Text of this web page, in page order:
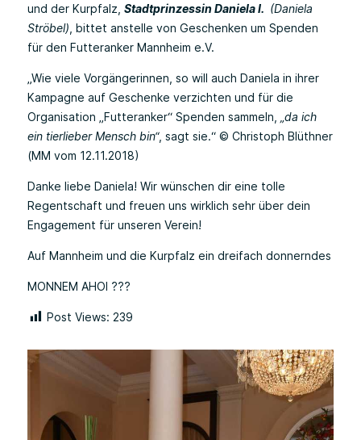
und der Kurpfalz, Stadtprinzessin Daniela I. (Daniela
Ströbel) , bittet anstelle von Geschenken um Spenden
für den Futteranker Mannheim e.V.
„Wie viele Vorgängerinnen, so will auch Daniela in ihrer
Kampagne auf Geschenke verzichten und für die
Organisation „Futteranker“ Spenden sammeln,
„da ich
ein tierlieber Mensch bin“, sagt sie.“ © Christoph Blüthner
(MM vom 12.11.2018)
Danke liebe Daniela! Wir wünschen dir eine tolle
Regentschaft und freuen uns wirklich sehr über dein
Engagement für unseren Verein!
Auf Mannheim und die Kurpfalz ein dreifach donnerndes
MONNEM AHOI ???
Post Views: 239